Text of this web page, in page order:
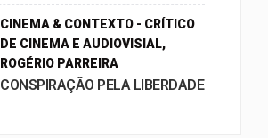
CINEMA & CONTEXTO - CRÍTICO
DE CINEMA E AUDIOVISIAL,
ROGÉRIO PARREIRA
CONSPIRAÇÃO PELA LIBERDADE